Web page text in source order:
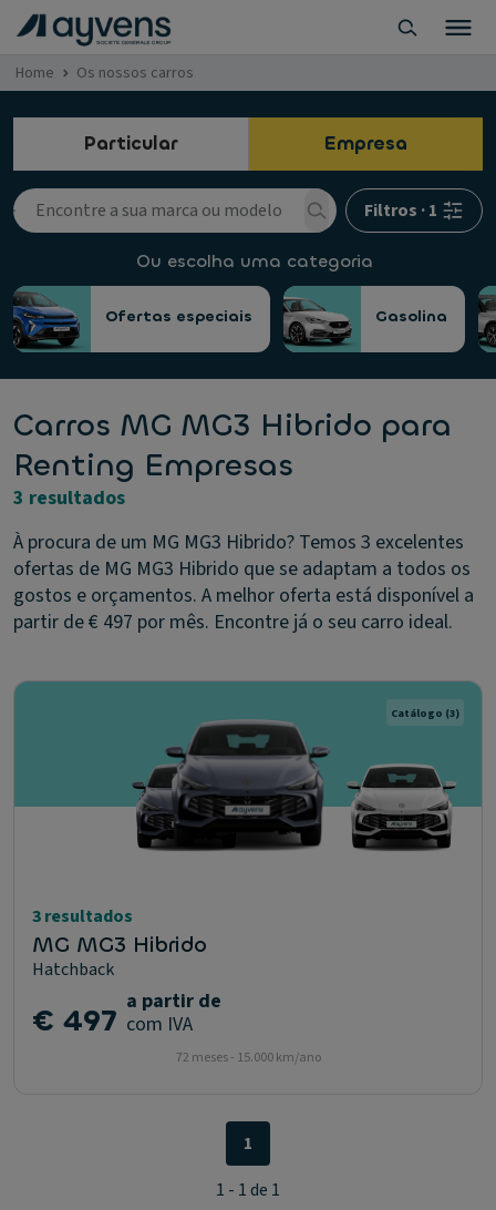
Home Os nossos carros
Particular Empresa
Filtros ·1
Ou escolha uma categoria
Ofertas especiais Gasolina
Carros MG MG3 Hibrido para
Renting Empresas
3 resultados
À procura de um MG MG3 Hibrido? Temos 3 excelentes
ofertas de MG MG3 Hibrido que se adaptam a todos os
gostos e orçamentos. A melhor oferta está disponível a
partir de € 497 por mês. Encontre já o seu carro ideal.
Catálogo (3)
3 resultados
MG MG3 Hibrido
Hatchback
€ 497 a partir de
com IVA
72 meses - 15.000 km/ano
1
1 - 1 de 1